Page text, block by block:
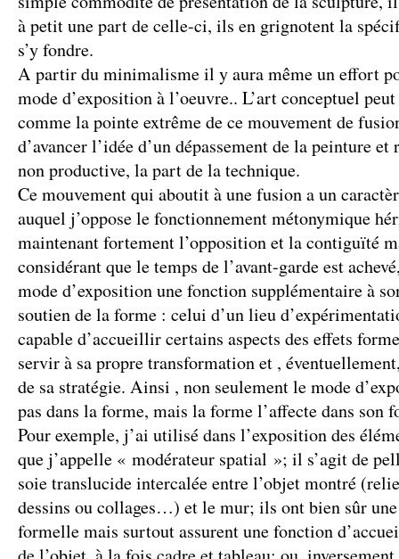
à petit une part de celle-ci, ils en grignotent la
s’y fondre.
A partir du minimalisme il y aura même un effort
mode d’exposition à l’oeuvre.. L’art conceptuel
comme la pointe extrême de ce mouvement de
d’avancer l’idée d’un dépassement de la peinture
non productive, la part de la technique.
Ce mouvement qui aboutit à une fusion a un
auquel j’oppose le fonctionnement métonymique
maintenant fortement l’opposition et la contiguïté
considérant que le temps de l’avant-garde est
mode d’exposition une fonction supplémentaire à
soutien de la forme : celui d’un lieu
capable d’accueillir certains aspects des effets
servir à sa propre transformation et ,
de sa stratégie. Ainsi , non seulement le mode
pas dans la forme, mais la forme l’affecte dans son
Pour exemple, j’ai utilisé dans l’exposition des
que j’appelle « modérateur spatial »; il s’agit de
soie translucide intercalée entre l’objet montré
dessins ou collages…) et le mur; ils ont bien sûr
formelle mais surtout assurent une fonction